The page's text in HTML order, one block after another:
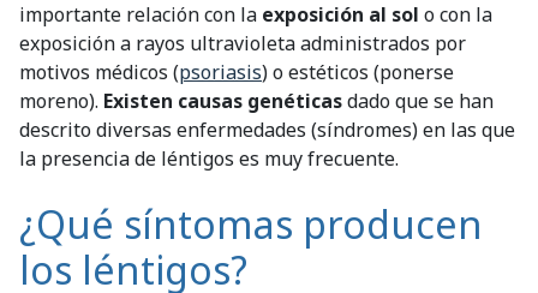
importante relación con la exposición al sol o con la
exposición a rayos ultravioleta administrados por
motivos médicos (psoriasis) o estéticos (ponerse
moreno). Existen causas genéticasdado que se han
descrito diversas enfermedades (síndromes) en las que
la presencia de léntigos es muy frecuente.
¿Qué síntomas producen
los léntigos?